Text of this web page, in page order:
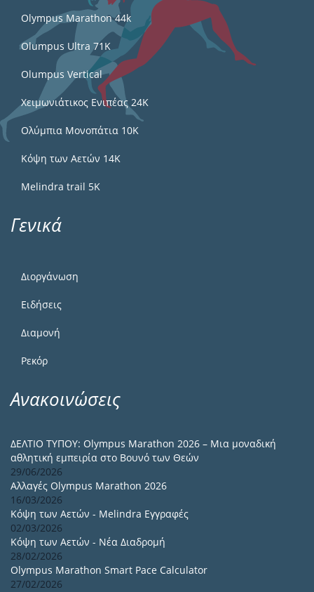
Olympus Marathon 44k
Olumpus Ultra 71K
Olumpus Vertical
Χειμωνιάτικος Ενιπέας 24Κ
Ολύμπια Μονοπάτια 10Κ
Κόψη των Αετών 14Κ
Melindra trail 5Κ
Γενικά
Διοργάνωση
Ειδήσεις
Διαμονή
Ρεκόρ
Ανακοινώσεις
ΔΕΛΤΙΟ ΤΥΠΟΥ: Olympus Marathon 2026 – Μια μοναδική
αθλητική εμπειρία στο Βουνό των Θεών
29/06/2026
Αλλαγές Olympus Marathon 2026
16/03/2026
Κόψη των Αετών - Melindra Εγγραφές
02/03/2026
Κόψη των Αετών - Νέα Διαδρομή
28/02/2026
Olympus Marathon Smart Pace Calculator
27/02/2026